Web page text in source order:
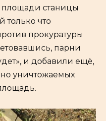
площади станицы
только что
прокуратуры
парни
и добавили ещё,
уничтожаемых